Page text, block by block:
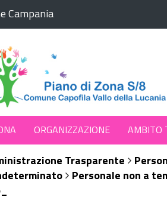
Campania
ORGANIZZAZIONE AMBITO
Trasparente
Personale non a